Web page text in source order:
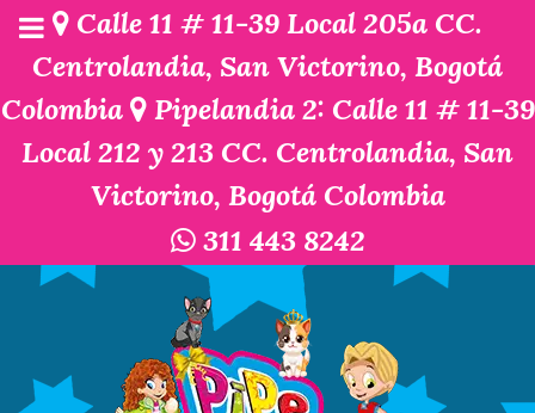
Calle 11 # 11-39 Local 205a CC.
Centrolandia, San Victorino, Bogotá
Colombia
Pipelandia 2: Calle 11 # 11-39
Local 212 y 213 CC. Centrolandia, San
Victorino, Bogotá Colombia
311 443 8242